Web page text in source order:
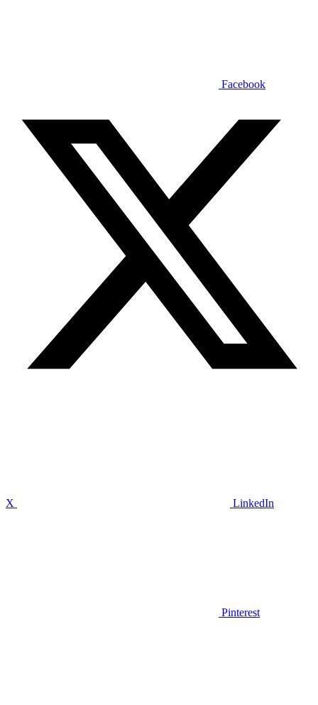
Facebook
X LinkedIn
Pinterest